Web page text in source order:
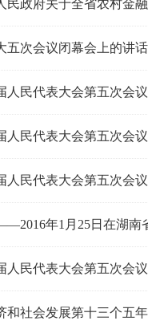
五次会议闭幕会上的讲话
人民代表大会第五次会
人民代表大会第五次会
人民代表大会第五次会
年1月25日在湖南
和社会发展第十三个五